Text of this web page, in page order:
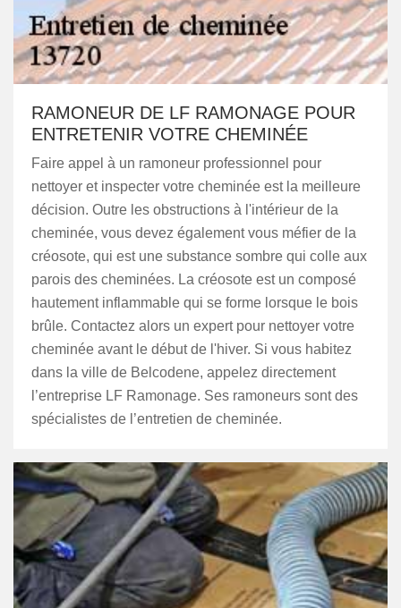
RAMONEUR DE LF RAMONAGE POUR
ENTRETENIR VOTRE CHEMINÉE
Faire appel à un ramoneur professionnel pour
nettoyer et inspecter votre cheminée est la meilleure
décision. Outre les obstructions à l'intérieur de la
cheminée, vous devez également vous méfier de la
créosote, qui est une substance sombre qui colle aux
parois des cheminées. La créosote est un composé
hautement inflammable qui se forme lorsque le bois
brûle. Contactez alors un expert pour nettoyer votre
cheminée avant le début de l'hiver. Si vous habitez
dans la ville de Belcodene, appelez directement
l’entreprise LF Ramonage. Ses ramoneurs sont des
spécialistes de l’entretien de cheminée.